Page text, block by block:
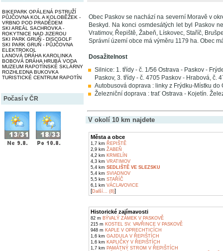
BIKEPARK OPÁLENÁ PSTRUŽÍ
PŮJČOVNA KOL A KOLOBĚŽEK -
VRBNO POD PRADĚDEM
SKI AREÁL SACHROVKA -
ROKYTNICE NAD JIZEROU
SKI PARK GRUŇ - DISCGOLF
SKI PARK GRUŇ - PŮJČOVNA
ELEKTROKOL
LANOVÁ DRÁHA KAROLINKA
BOBOVÁ DRÁHA HRUBÁ VODA
MUZEUM RAPOTÍNSKÉ SKLÁRNY
ROZHLEDNA BUKOVKA
TURISTICKÉ CENTRUM RAPOTÍN
Počasí v ČR
Obec Paskov se nachází na severní Moravě v
Beskyd. Na konci osmdesátých let byl Paskov
Vratimov, Řepiště, Žabeň, Lískovec, Staříč,
Správní území obce má výměru 1179 ha. Obec
Dosažitelnost
Silnice: 1. třídy - č. 1/56 Ostrava - Paskov -
Paskov, 3. třídy - č. 4705 Paskov - Hrabová, č.
Autobusová doprava : linky z Frýdku-Místku do
Železniční doprava : trať Ostrava - Kojetín.
V okolí 10 km najdete
Města a obce
1,7 km ŘEPIŠTĚ
2,9 km ŽABEŇ
4,2 km KRMELÍN
4,3 km VRATIMOV
5,4 km SEDLIŠTĚ VE SLEZSKU
5,4 km SVIADNOV
5,5 km STAŘÍČ
6,1 km VÁCLAVOVICE
[Další... (8)]
Historické zajímavosti
82 m BÝVALÝ ZÁMEK V PASKOVĚ
215 m KOSTEL SV. VAVŘINCE V PASKOVĚ
948 m KAPLE V OPRECHTICÍCH
1,6 km GAJDULA V ŘEPIŠTÍCH
1,6 km KAPLIČKY V ŘEPIŠTÍCH
1,7 km PAMÁTNÝ STROM V ŘEPIŠTÍCH